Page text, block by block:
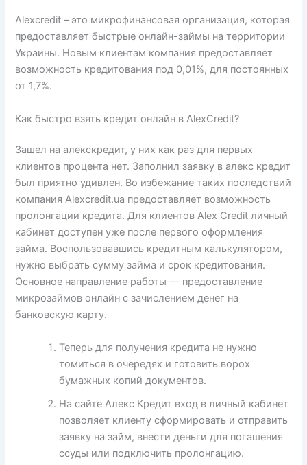
Alexcredit – это микрофинансовая организация, которая
предоставляет быстрые онлайн-займы на территории
Украины. Новым клиентам компания предоставляет
возможность кредитования под 0,01%, для постоянных
от 1,7%.
Как быстро взять кредит онлайн в AlexCredit?
Зашел на алекскредит, у них как раз для первых
клиентов процента нет. Заполнил заявку в алекс кредит
был приятно удивлен. Во избежание таких последствий
компания Alexcredit.ua предоставляет возможность
пролонгации кредита. Для клиентов Alex Сredit личный
кабинет доступен уже после первого оформления
займа. Воспользовавшись кредитным калькулятором,
нужно выбрать сумму займа и срок кредитования.
Основное направление работы — предоставление
микрозаймов онлайн с зачислением денег на
банковскую карту.
Теперь для получения кредита не нужно
томиться в очередях и готовить ворох
бумажных копий документов.
На сайте Алекс Кредит вход в личный кабинет
позволяет клиенту сформировать и отправить
заявку на займ, внести деньги для погашения
ссуды или подключить пролонгацию.